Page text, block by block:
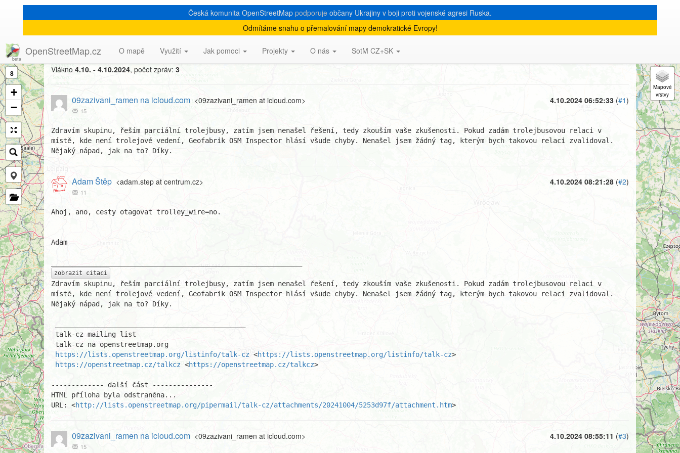
Česká komunita OpenStreetMap podporuje občany Ukrajiny v boji proti vojenské agresi Ruska.
Odmítáme snahu o přemalování mapy demokratické Evropy!
OpenStreetMap.cz O mapě Využití Jak pomoci Projekty O nás SotM CZ+SK
8
+
−
[Talk-cz] Parciální trolejbusy
Vlákno 4.10. - 4.10.2024, počet zpráv: 3
4.10.2024 06:52:33 (#1)
09zazivani_ramen na icloud.com <09zazivani_ramen at icloud.com>
15
Zdravím skupinu, řeším parciální trolejbusy, zatím jsem nenašel řešení, tedy zkouším vaše zkušenosti. Pokud zadám trolejbusovou relaci v
místě, kde není trolejové vedení, Geofabrik OSM Inspector hlásí všude chyby. Nenašel jsem žádný tag, kterým bych takovou relaci zvalidoval.
Nějaký nápad, jak na to? Díky.
4.10.2024 08:21:28 (#2)
Adam Štěp <adam.step at centrum.cz>
11
Ahoj, ano, cesty otagovat trolley_wire=no.
Adam
zobrazit citaci
Zdravím skupinu, řeším parciální trolejbusy, zatím jsem nenašel řešení, tedy zkouším vaše zkušenosti. Pokud zadám trolejbusovou relaci v
místě, kde není trolejové vedení, Geofabrik OSM Inspector hlásí všude chyby. Nenašel jsem žádný tag, kterým bych takovou relaci zvalidoval.
Nějaký nápad, jak na to? Díky.
https://lists.openstreetmap.org/listinfo/talk-cz <https://lists.openstreetmap.org/listinfo/talk-cz>
https://openstreetmap.cz/talkcz <https://openstreetmap.cz/talkcz>
------------- další část ---------------
HTML příloha byla odstraněna...
URL: <http://lists.openstreetmap.org/pipermail/talk-cz/attachments/20241004/5253d97f/attachment.htm>
4.10.2024 08:55:11 (#3)
09zazivani_ramen na icloud.com <09zazivani_ramen at icloud.com>
15